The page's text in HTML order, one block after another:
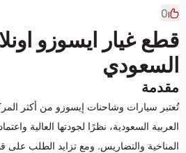
0
قطع غيار ايسوزو
السعودي
مقدمة
تُعتبر سيارات وشاحنات إيسوزو من أكثر
العربية السعودية، نظرًا لجودتها العالية
المناخية والتضاريس. ومع تزايد الطلب على